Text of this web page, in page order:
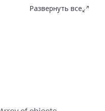
Развернуть все